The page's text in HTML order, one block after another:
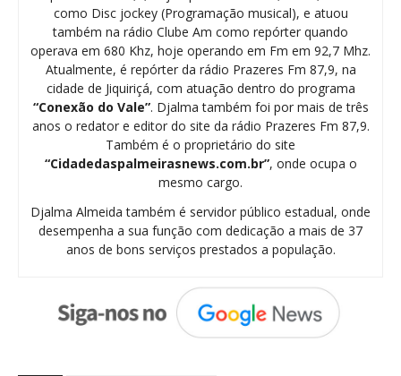
como Disc jockey (Programação musical), e atuou
também na rádio Clube Am como repórter quando
operava em 680 Khz, hoje operando em Fm em 92,7 Mhz.
Atualmente, é repórter da rádio Prazeres Fm 87,9, na
cidade de Jiquiriçá, com atuação dentro do programa
“Conexão do Vale”. Djalma também foi por mais de três
anos o redator e editor do site da rádio Prazeres Fm 87,9.
Também é o proprietário do site
“Cidadedaspalmeirasnews.com.br”, onde ocupa o
mesmo cargo.
Djalma Almeida também é servidor público estadual, onde
desempenha a sua função com dedicação a mais de 37
anos de bons serviços prestados a população.